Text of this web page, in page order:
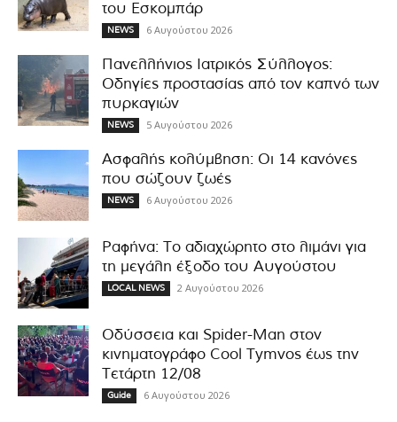
του Εσκομπάρ
NEWS 6 Αυγούστου 2026
Πανελλήνιος Ιατρικός Σύλλογος:
Οδηγίες προστασίας από τον καπνό των
πυρκαγιών
NEWS 5 Αυγούστου 2026
Ασφαλής κολύμβηση: Οι 14 κανόνες
που σώζουν ζωές
NEWS 6 Αυγούστου 2026
Ραφήνα: Το αδιαχώρητο στο λιμάνι για
τη μεγάλη έξοδο του Αυγούστου
LOCAL NEWS 2 Αυγούστου 2026
Οδύσσεια και Spider-Man στον
κινηματογράφο Cool Tymvos έως την
Τετάρτη 12/08
Guide 6 Αυγούστου 2026